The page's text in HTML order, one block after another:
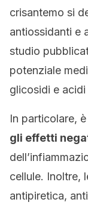
crisantemo si
antiossidanti e
studio
potenziale
glicosidi e acidi
In particolare,
gli effetti
cellule. Inoltre,
antipiretica,